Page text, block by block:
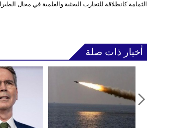
الثمامة كانطلاقة للتجارب البحثية والعلمية في مجال
أخبار ذات صلة